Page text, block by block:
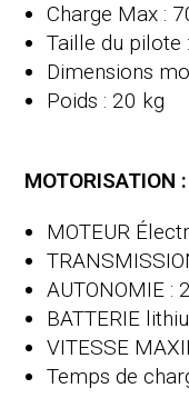
Charge Max :
Taille du pilote
Dimensions
Poids : 20 kg
MOTORISATION :
MOTEUR
AUTONOMIE :
BATTERIE
VITESSE
Temps de